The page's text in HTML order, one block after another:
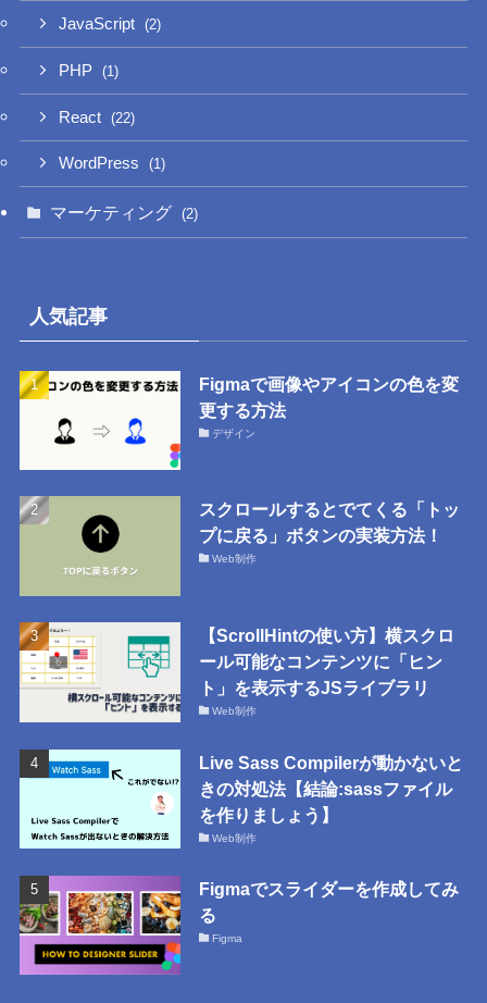
JavaScript (2)
PHP (1)
React (22)
WordPress (1)
マーケティング (2)
人気記事
Figmaで画像やアイコンの色を変
更する方法
デザイン
スクロールするとでてくる「トッ
プに戻る」ボタンの実装方法！
Web制作
【ScrollHintの使い方】横スクロ
ール可能なコンテンツに「ヒン
ト」を表示するJSライブラリ
Web制作
Live Sass Compilerが動かないと
きの対処法【結論:sassファイル
を作りましょう】
Web制作
Figmaでスライダーを作成してみ
る
Figma